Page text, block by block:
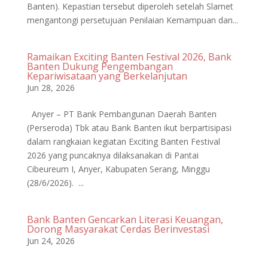
Banten). Kepastian tersebut diperoleh setelah Slamet
mengantongi persetujuan Penilaian Kemampuan dan...
Ramaikan Exciting Banten Festival 2026, Bank
Banten Dukung Pengembangan
Kepariwisataan yang Berkelanjutan
Jun 28, 2026
Anyer – PT Bank Pembangunan Daerah Banten
(Perseroda) Tbk atau Bank Banten ikut berpartisipasi
dalam rangkaian kegiatan Exciting Banten Festival
2026 yang puncaknya dilaksanakan di Pantai
Cibeureum I, Anyer, Kabupaten Serang, Minggu
(28/6/2026). ...
Bank Banten Gencarkan Literasi Keuangan,
Dorong Masyarakat Cerdas Berinvestasi
Jun 24, 2026